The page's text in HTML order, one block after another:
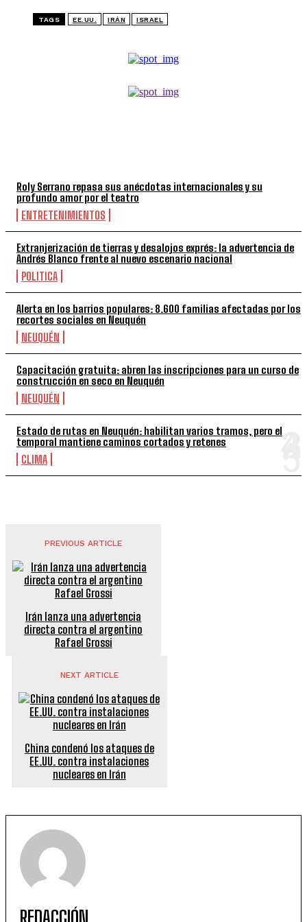
Roly Serrano repasa sus anécdotas internacionales y su
profundo amor por el teatro
ENTRETENIMIENTOS
Extranjerización de tierras y desalojos exprés: la advertencia de
Andrés Blanco frente al nuevo escenario nacional
POLITICA
Alerta en los barrios populares: 8.600 familias afectadas por los
recortes sociales en Neuquén
NEUQUÉN
Capacitación gratuita: abren las inscripciones para un curso de
construcción en seco en Neuquén
NEUQUÉN
Estado de rutas en Neuquén: habilitan varios tramos, pero el
temporal mantiene caminos cortados y retenes
CLIMA
TAGS EE.UU. IRÁN ISRAEL
PREVIOUS ARTICLE
Irán lanza una advertencia
directa contra el argentino
Rafael Grossi
NEXT ARTICLE
China condenó los ataques de
EE.UU. contra instalaciones
nucleares en Irán
REDACCIÓN